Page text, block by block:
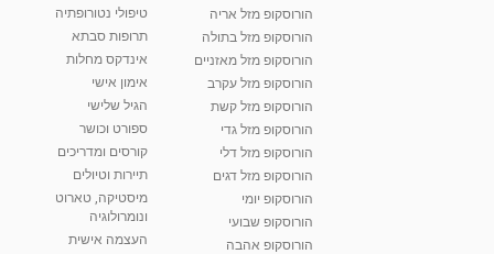
הורוסקופ מזל אריה
הורוסקופ מזל בתולה
הורוסקופ מזל מאזניים
הורוסקופ מזל עקרב
הורוסקופ מזל קשת
הורוסקופ מזל גדי
הורוסקופ מזל דלי
הורוסקופ מזל דגים
הורוסקופ יומי
הורוסקופ שבועי
הורוסקופ אהבה
טיפולי נטורופתיה
תרופות סבתא
אינדקס מחלות
אימון אישי
הגיל שלישי
ספורט וכושר
קורסים ומדריכים
תיירות וטיולים
מיסטיקה, טארוט
ונומרולוגיה
העצמה אישית